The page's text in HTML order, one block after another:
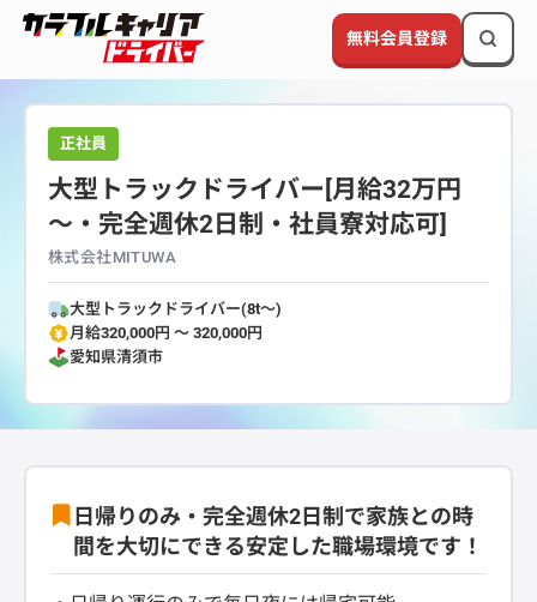
無料会員登録
正社員
大型トラックドライバー[月給32万円
～・完全週休2日制・社員寮対応可]
株式会社MITUWA
大型トラックドライバー(8t～)
月給320,000円 〜 320,000円
愛知県清須市
日帰りのみ・完全週休2日制で家族との時
間を大切にできる安定した職場環境です！